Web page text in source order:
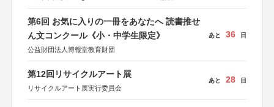
第6回 お気に入りの一冊をあなたへ 読書推せ
ん文コンクール《小・中学生限定》
公益財団法人博報堂教育財団
あと 36 日
第12回リサイクルアート展
リサイクルアート展実行委員会
あと 28 日